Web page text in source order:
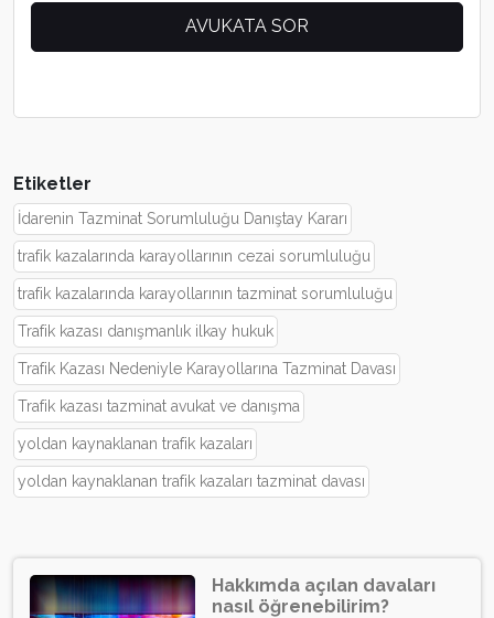
Etiketler
İdarenin Tazminat Sorumluluğu Danıştay Kararı
trafik kazalarında karayollarının cezai sorumluluğu
trafik kazalarında karayollarının tazminat sorumluluğu
Trafik kazası danışmanlık ilkay hukuk
Trafik Kazası Nedeniyle Karayollarına Tazminat Davası
Trafik kazası tazminat avukat ve danışma
yoldan kaynaklanan trafik kazaları
yoldan kaynaklanan trafik kazaları tazminat davası
Hakkımda açılan davaları
nasıl öğrenebilirim?